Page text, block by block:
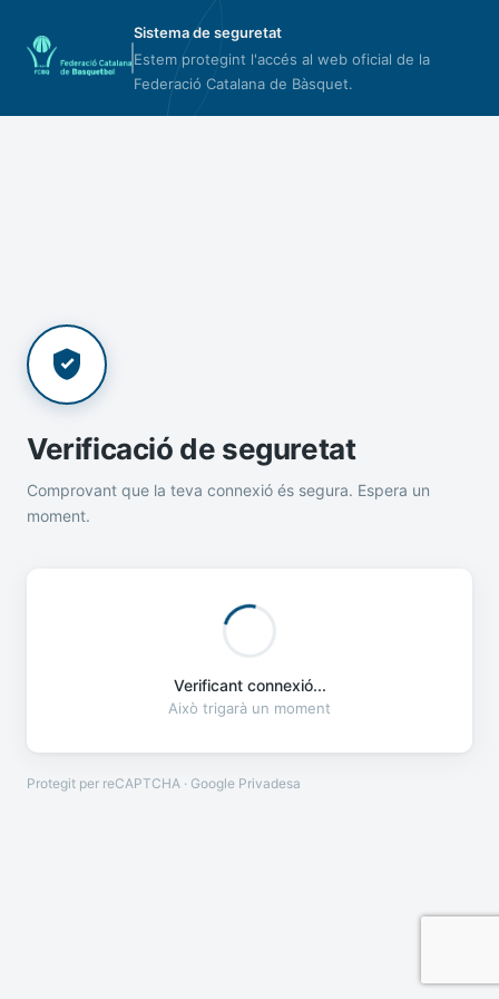
Sistema de seguretat
Estem protegint l'accés al web oficial de la
Federació Catalana de Bàsquet.
Verificació de seguretat
Comprovant que la teva connexió és segura. Espera un
moment.
Verificant connexió...
Això trigarà un moment
Protegit per reCAPTCHA · Google Privadesa